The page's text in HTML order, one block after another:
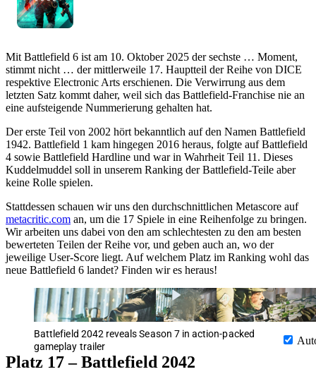
Mit Battlefield 6 ist am 10. Oktober 2025 der sechste … Moment,
stimmt nicht … der mittlerweile 17. Hauptteil der Reihe von DICE
respektive Electronic Arts erschienen. Die Verwirrung aus dem
letzten Satz kommt daher, weil sich das Battlefield-Franchise nie an
eine aufsteigende Nummerierung gehalten hat.
Der erste Teil von 2002 hört bekanntlich auf den Namen Battlefield
1942. Battlefield 1 kam hingegen 2016 heraus, folgte auf Battlefield
4 sowie Battlefield Hardline und war in Wahrheit Teil 11. Dieses
Kuddelmuddel soll in unserem Ranking der Battlefield-Teile aber
keine Rolle spielen.
Stattdessen schauen wir uns den durchschnittlichen Metascore auf
metacritic.com an, um die 17 Spiele in eine Reihenfolge zu bringen.
Wir arbeiten uns dabei von den am schlechtesten zu den am besten
bewerteten Teilen der Reihe vor, und geben auch an, wo der
jeweilige User-Score liegt. Auf welchem Platz im Ranking wohl das
neue Battlefield 6 landet? Finden wir es heraus!
Battlefield 2042 reveals Season 7 in action-packed
gameplay trailer
Platz 17 – Battlefield 2042